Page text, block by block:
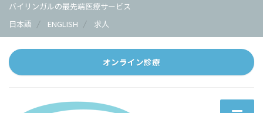
バイリンガルの最先端医療サービス
日本語
ENGLISH 求人
オンライン診療